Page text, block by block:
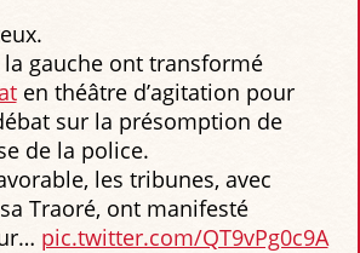
la gauche ont transformé
en théâtre d’agitation pour
sur la présomption de
de la police.
les tribunes, avec
Traoré, ont manifesté
pic.twitter.com/QT9vPg0c9A